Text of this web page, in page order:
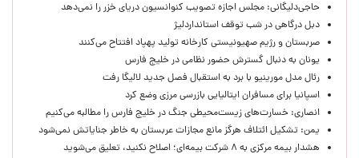
حاجی‌دلیگانی: مجلس اجازه تصویب کنوانسیون دریای خزر را نمی‌دهد
دبل درگاهی در شب توقف استانداردلیژ
صربستان و رژیم صهیونیستی کارخانه تولید پهپاد افتتاح می‌کنند
یونان به دنبال گسترش حضور نظامی در خلیج فارس
رئال مدل مورینیو با برد به استقبال فصل جدید لالیگا رفت
اسپانیا برای مسافران ایتالیایی بازرسی مرزی وضع کرد
انصاری: خسارت‌های زیست‌محیطی جنگ در خلیج فارس را مطالبه‌ می‌کنیم
یمن: تشکیل ائتلاف هرگز مانع مجازات عربستان به خاطر جنایاتش نمی‌شود
هشدار بیمه مرکزی به ۸ شرکت بیمه‌ای؛ اصلاح نکنید، تعلیق می‌شوید